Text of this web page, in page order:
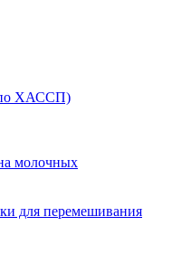
ХАССП)
молочных
для перемешивания